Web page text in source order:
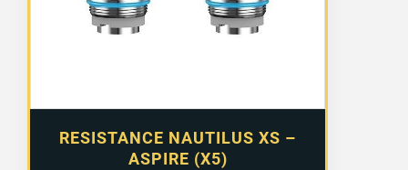
RESISTANCE NAUTILUS XS –
ASPIRE (X5)